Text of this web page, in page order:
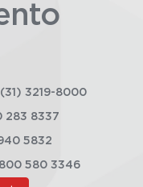
(31) 3219-8000
283 8337
5832
580 3346